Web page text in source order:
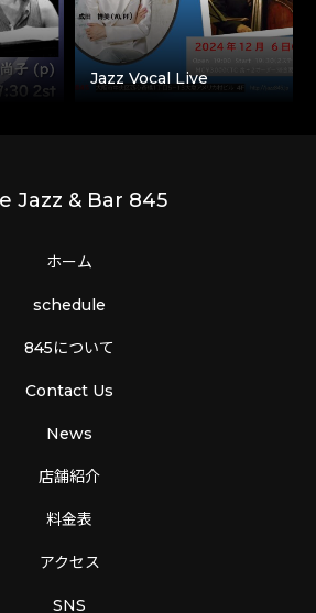
Jazz Vocal Live
Jazz & Bar 845
ホーム
schedule
845について
Contact Us
News
店舗紹介
料金表
アクセス
SNS